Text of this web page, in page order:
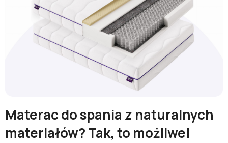
Nie pamiętasz hasła?
lub zaloguj się przez:
Google
Nie masz jeszcze konta?
Materac do spania z naturalnych
materiałów? Tak, to możliwe!